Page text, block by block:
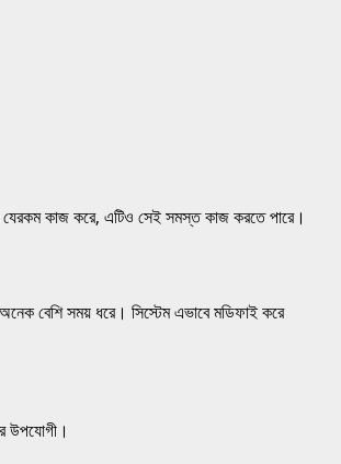
কাজ করে, এটিও সেই সমস্ত কাজ করতে পারে।
বেশি সময় ধরে। সিস্টেম এভাবে মডিফাই করে
উপযোগী।